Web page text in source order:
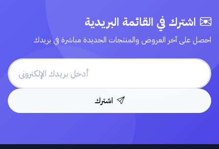
اشترك في القائمة البريدية
احصل على آخر العروض والمنتجات الجديدة مباشرة في بريدك
اشترك